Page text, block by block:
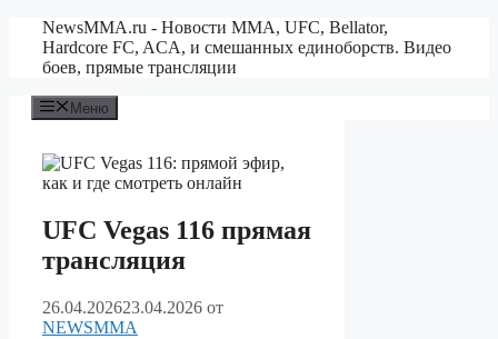
Перейти
содержимому
NewsMMA.ru - Новости ММА, UFC, Bellator,
Hardcore FC, ACA, и смешанных единоборств. Видео
боев, прямые трансляции
Меню
UFC Vegas 116 прямая
трансляция
26.04.202623.04.2026 от
NEWSMMA